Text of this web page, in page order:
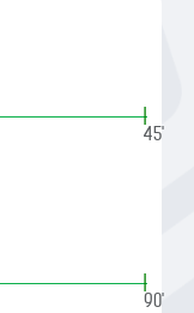
|
45'
|
90'